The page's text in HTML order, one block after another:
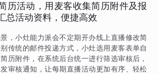
历活动，用麦客收集简历附件及报
总活动资料，便捷高效
，小灶能力派会不定期开办线上直播修改简
传统的邮件投递方式，小灶选用麦客表单自
历附件，在系统后台统一进行筛选审核后，
审核通知，让每期直播活动更加有序、轻松